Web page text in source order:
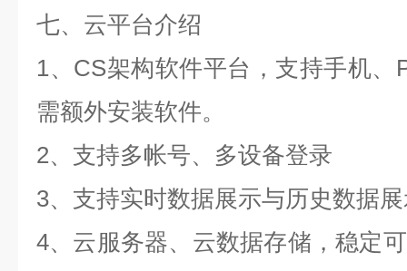
七、云平台介绍
1、CS架构软件平台，支持手机、
需额外安装软件。
2、支持多帐号、多设备登录
3、支持实时数据展示与历史数据
4、云服务器、云数据存储，稳定